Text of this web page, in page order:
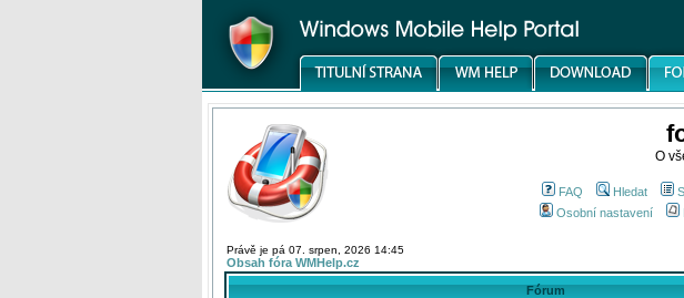
O
FAQ Hledat
Osobní nastavení
Právě je pá 07. srpen, 2026 14:45
Obsah fóra WMHelp.cz
Fórum